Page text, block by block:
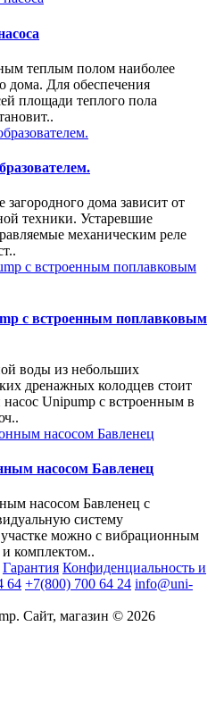
теплым полом наиболее
дома. Для обеспечения
площади теплого пола
дома зависит от
техники. Устаревшие
механическим реле
с встроенным поплавковым
воды из небольших
дренажных колодцев стоит
Unipump с встроенным в
насосом Бавленец
насосом Бавленец с
систему
можно с вибрационным
комплектом..
Гарантия Конфиденциальность и
64 +7(800) 700 64 24 info@uni-
Сайт, магазин © 2026